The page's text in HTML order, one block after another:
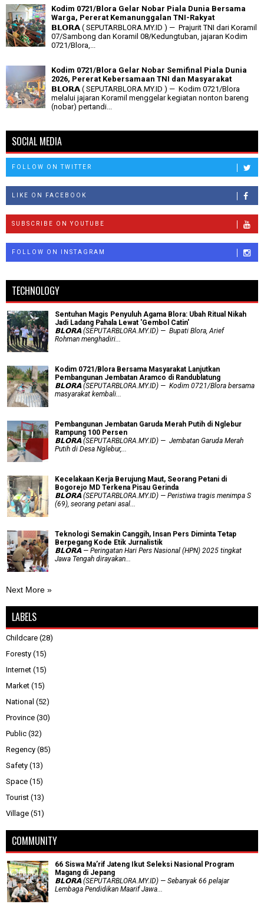
Kodim 0721/Blora Gelar Nobar Piala Dunia Bersama
Warga, Pererat Kemanunggalan TNI-Rakyat
𝗕𝗟𝗢𝗥𝗔 ( SEPUTARBLORA.MY.ID ) — Prajurit TNI dari Koramil
07/Sambong dan Koramil 08/Kedungtuban, jajaran Kodim
0721/Blora,...
Kodim 0721/Blora Gelar Nobar Semifinal Piala Dunia
2026, Pererat Kebersamaan TNI dan Masyarakat
𝗕𝗟𝗢𝗥𝗔 ( SEPUTARBLORA.MY.ID ) — Kodim 0721/Blora
melalui jajaran Koramil menggelar kegiatan nonton bareng
(nobar) pertandi...
SOCIAL MEDIA
FOLLOW ON TWITTER
LIKE ON FACEBOOK
SUBSCRIBE ON YOUTUBE
FOLLOW ON INSTAGRAM
TECHNOLOGY
Sentuhan Magis Penyuluh Agama Blora: Ubah Ritual Nikah
Jadi Ladang Pahala Lewat 'Gembol Catin'
𝗕𝗟𝗢𝗥𝗔 (SEPUTARBLORA.MY.ID) — Bupati Blora, Arief
Rohman menghadiri...
Kodim 0721/Blora Bersama Masyarakat Lanjutkan
Pembangunan Jembatan Aramco di Randublatung
𝗕𝗟𝗢𝗥𝗔 (SEPUTARBLORA.MY.ID) — Kodim 0721/Blora bersama
masyarakat kembali...
Pembangunan Jembatan Garuda Merah Putih di Nglebur
Rampung 100 Persen
𝗕𝗟𝗢𝗥𝗔 (SEPUTARBLORA.MY.ID) — Jembatan Garuda Merah
Putih di Desa Nglebur,...
Kecelakaan Kerja Berujung Maut, Seorang Petani di
Bogorejo MD Terkena Pisau Gerinda
𝗕𝗟𝗢𝗥𝗔 (SEPUTARBLORA.MY.ID) — Peristiwa tragis menimpa S
(69), seorang petani asal...
Teknologi Semakin Canggih, Insan Pers Diminta Tetap
Berpegang Kode Etik Jurnalistik
𝗕𝗟𝗢𝗥𝗔 — Peringatan Hari Pers Nasional (HPN) 2025 tingkat
Jawa Tengah dirayakan...
Next More »
LABELS
Childcare (28)
Foresty (15)
Internet (15)
Market (15)
National (52)
Province (30)
Public (32)
Regency (85)
Safety (13)
Space (15)
Tourist (13)
Village (51)
COMMUNITY
66 Siswa Ma’rif Jateng Ikut Seleksi Nasional Program
Magang di Jepang
𝗕𝗟𝗢𝗥𝗔 (SEPUTARBLORA.MY.ID) — Sebanyak 66 pelajar
Lembaga Pendidikan Maarif Jawa...